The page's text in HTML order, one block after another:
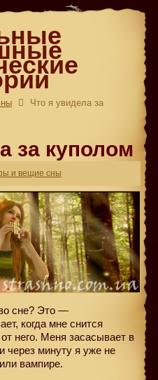
Что я увидела за
за куполом
и вещие сны
сне? Это —
когда мне снится
него. Меня засасывает в
через минуту я уже не
вампире.